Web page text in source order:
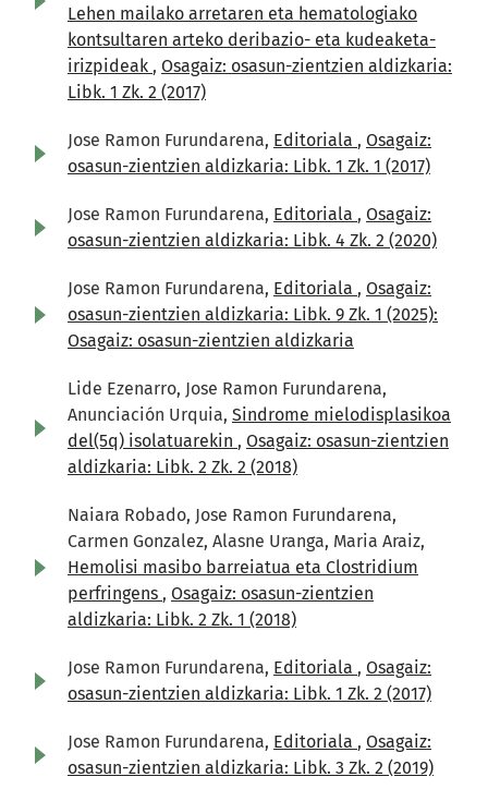
Lehen mailako arretaren eta hematologiako
kontsultaren arteko deribazio- eta kudeaketa-
irizpideak , Osagaiz: osasun-zientzien aldizkaria:
Libk. 1 Zk. 2 (2017)
Jose Ramon Furundarena, Editoriala , Osagaiz:
osasun-zientzien aldizkaria: Libk. 1 Zk. 1 (2017)
Jose Ramon Furundarena, Editoriala , Osagaiz:
osasun-zientzien aldizkaria: Libk. 4 Zk. 2 (2020)
Jose Ramon Furundarena, Editoriala , Osagaiz:
osasun-zientzien aldizkaria: Libk. 9 Zk. 1 (2025):
Osagaiz: osasun-zientzien aldizkaria
Lide Ezenarro, Jose Ramon Furundarena,
Anunciación Urquia, Sindrome mielodisplasikoa
del(5q) isolatuarekin , Osagaiz: osasun-zientzien
aldizkaria: Libk. 2 Zk. 2 (2018)
Naiara Robado, Jose Ramon Furundarena,
Carmen Gonzalez, Alasne Uranga, Maria Araiz,
Hemolisi masibo barreiatua eta Clostridium
perfringens , Osagaiz: osasun-zientzien
aldizkaria: Libk. 2 Zk. 1 (2018)
Jose Ramon Furundarena, Editoriala , Osagaiz:
osasun-zientzien aldizkaria: Libk. 1 Zk. 2 (2017)
Jose Ramon Furundarena, Editoriala , Osagaiz:
osasun-zientzien aldizkaria: Libk. 3 Zk. 2 (2019)